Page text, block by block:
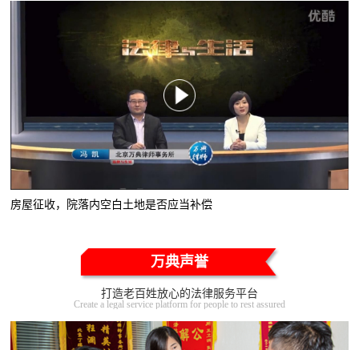
房屋征收，院落内空白土地是否应当补偿
万典声誉
打造老百姓放心的法律服务平台
Create a legal service platform for people to rest assured